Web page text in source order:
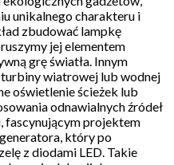
unikalnego charakteru i
zbudować lampkę
jej elementem
grę światła. Innym
turbiny wiatrowej lub wodnej
oświetlenie ścieżek lub
odnawialnych źródeł
fascynującym projektem
który po
z diodami LED. Takie